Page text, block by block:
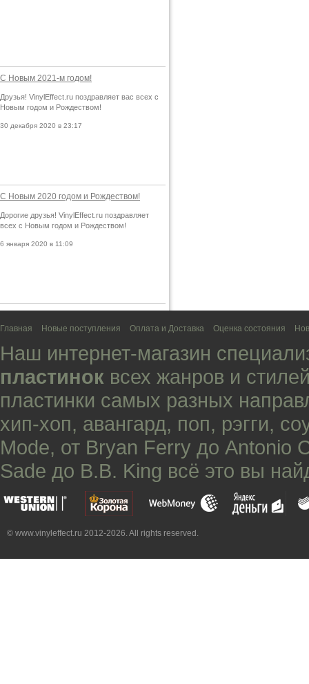
С Новым 2021-м годом!
Друзья! VinylEffect.ru поздравляет вас всех с
Новым годом и Рождеством!
30 декабря 2020 в 23:17
С Новым 2020 годом и Рождеством!
Дорогие друзья! VinylEffect.ru поздравляет
всех с Новым годом и Рождеством!
6 января 2020 в 11:09
Главная Новые поступления Оплата и Доставка Оценка состояния
Наш интернет-магазин
пластинок всех жанров и
пластинки самых разных
хип-хоп, авангард, поп, рэгги,
Mode, от Bryan Ferry до Antonio
Sade до B.B. King всё это вы
© www.vinyleffect.ru 2012-2026. All rights reserved.